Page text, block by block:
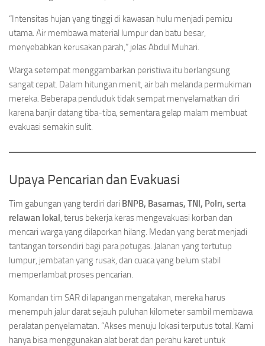
“Intensitas hujan yang tinggi di kawasan hulu menjadi pemicu
utama. Air membawa material lumpur dan batu besar,
menyebabkan kerusakan parah,” jelas Abdul Muhari.
Warga setempat menggambarkan peristiwa itu berlangsung
sangat cepat. Dalam hitungan menit, air bah melanda permukiman
mereka. Beberapa penduduk tidak sempat menyelamatkan diri
karena banjir datang tiba-tiba, sementara gelap malam membuat
evakuasi semakin sulit.
Upaya Pencarian dan Evakuasi
Tim gabungan yang terdiri dari BNPB, Basarnas, TNI, Polri, serta
relawan lokal, terus bekerja keras mengevakuasi korban dan
mencari warga yang dilaporkan hilang. Medan yang berat menjadi
tantangan tersendiri bagi para petugas. Jalanan yang tertutup
lumpur, jembatan yang rusak, dan cuaca yang belum stabil
memperlambat proses pencarian.
Komandan tim SAR di lapangan mengatakan, mereka harus
menempuh jalur darat sejauh puluhan kilometer sambil membawa
peralatan penyelamatan. “Akses menuju lokasi terputus total. Kami
hanya bisa menggunakan alat berat dan perahu karet untuk